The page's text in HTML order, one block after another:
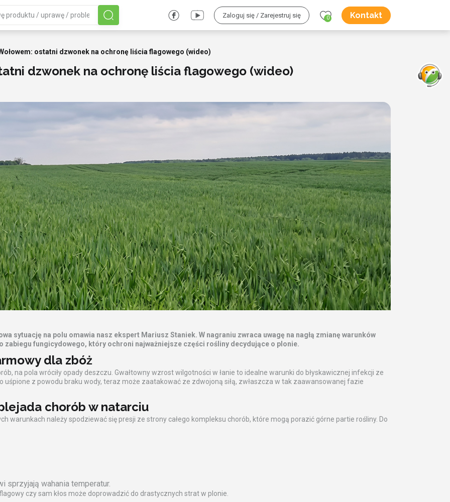
Zaloguj się / Zarejestruj się 0 Kontakt
ostatni dzwonek na ochronę liścia flagowego (wideo)
dzwonek na ochronę liścia flagowego (wideo)
sytuację na polu omawia nasz ekspert Mariusz Staniek. W nagraniu zwraca uwagę na nagłą zmianę warunków
zabiegu fungicydowego, który ochroni najważniejsze części rośliny decydujące o plonie.
dla zbóż
na pola wróciły opady deszczu. Gwałtowny wzrost wilgotności w łanie to idealne warunki do błyskawicznej infekcji ze
uśpione z powodu braku wody, teraz może zaatakować ze zdwojoną siłą, zwłaszcza w tak zaawansowanej fazie
chorób w natarciu
warunkach należy spodziewać się presji ze strony całego kompleksu chorób, które mogą porazić górne partie rośliny. Do
sprzyjają wahania temperatur.
czy sam kłos może doprowadzić do drastycznych strat w plonie.